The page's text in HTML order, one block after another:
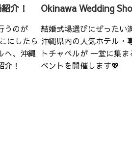
介！
うのが
にしたら
へ、沖縄
！
Okinawa Wedding
結婚式場選びにぜった
沖縄県内の人気ホテル・
トチャペルが 一堂に集
ベントを開催します💖